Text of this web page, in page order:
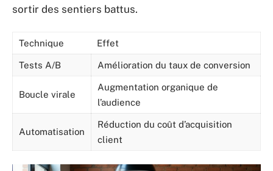
sortir des sentiers battus.
Technique Effet
Tests A/B Amélioration du taux de conversion
Boucle virale
Augmentation organique de
l’audience
Automatisation
Réduction du coût d’acquisition
client